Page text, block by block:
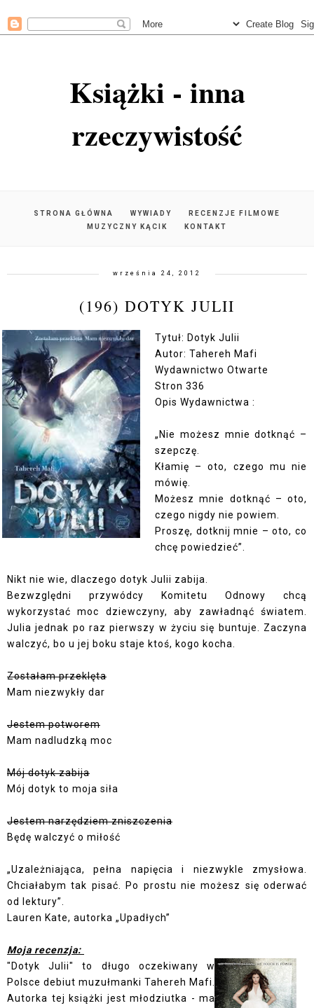
Książki - inna
rzeczywistość
STRONA GŁÓWNA WYWIADY
RECENZJE FILMOWE
MUZYCZNY KĄCIK
KONTAKT
września 24, 2012
(196) DOTYK JULII
Tytuł: Dotyk Julii
Autor: Tahereh Mafi
Wydawnictwo Otwarte
Stron 336
Opis Wydawnictwa :
„Nie możesz mnie dotknąć –
szepczę.
Kłamię – oto, czego mu nie
mówię.
Możesz mnie dotknąć – oto,
czego nigdy nie powiem.
Proszę, dotknij mnie – oto, co
chcę powiedzieć”.
Nikt nie wie, dlaczego dotyk Julii zabija.
Bezwzględni przywódcy Komitetu Odnowy chcą
wykorzystać moc dziewczyny, aby zawładnąć światem.
Julia jednak po raz pierwszy w życiu się buntuje. Zaczyna
walczyć, bo u jej boku staje ktoś, kogo kocha.
Zostałam przeklęta
Mam niezwykły dar
Jestem potworem
Mam nadludzką moc
Mój dotyk zabija
Mój dotyk to moja siła
Jestem narzędziem zniszczenia
Będę walczyć o miłość
„Uzależniająca, pełna napięcia i niezwykle zmysłowa.
Chciałabym tak pisać. Po prostu nie możesz się oderwać
od lektury”.
Lauren Kate, autorka „Upadłych”
Moja recenzja:
"Dotyk Julii" to długo oczekiwany w
Polsce debiut muzułmanki Tahereh Mafi.
Autorka tej książki jest młodziutka - ma